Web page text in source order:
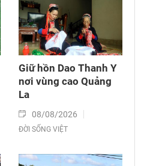
Giữ hồn Dao Thanh Y
nơi vùng cao Quảng
La
08/08/2026
ĐỜI SỐNG VIỆT